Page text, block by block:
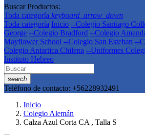
Buscar Productos:
Toda categoría keyboard_arrow_down
Toda categoría Inicio --Colegio Santiago
George --Colegio Bradford --Colegio
Mayflower School --Colegio San Esteban --
Colegio Antartica Chilena --Uniformes
Instituto Hebreo
search
Teléfono de contacto: +56228932491
Inicio
Colegio Alemán
Calza Azul Corta CA , Talla S